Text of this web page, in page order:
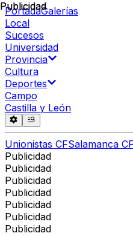
PortadaGalerías
Local
Sucesos
Universidad
Provincia
Cultura
Deportes
Campo
Castilla y León
Unionistas CFSalamanca
Publicidad
Publicidad
Publicidad
Publicidad
Publicidad
Publicidad
Publicidad
Publicidad
Publicidad